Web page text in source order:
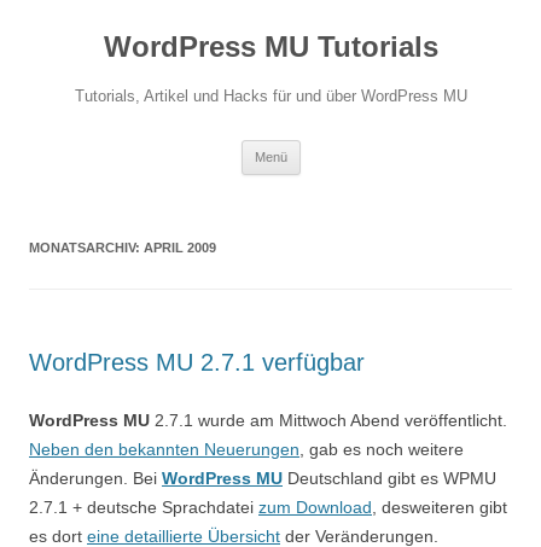
WordPress MU Tutorials
Tutorials, Artikel und Hacks für und über WordPress MU
Menü
MONATSARCHIV: APRIL 2009
WordPress MU 2.7.1 verfügbar
WordPress MU 2.7.1 wurde am Mittwoch Abend veröffentlicht.
Neben den bekannten Neuerungen , gab es noch weitere
Änderungen. Bei WordPress MU Deutschland gibt es WPMU
2.7.1 + deutsche Sprachdatei zum Download , desweiteren gibt
es dort eine detaillierte Übersicht der Veränderungen.